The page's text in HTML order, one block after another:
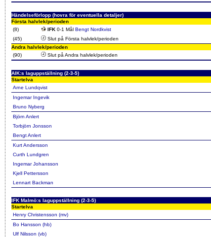
Händelseförlopp (hovra för eventuella detaljer)
Första halvlek/perioden
(8)
IFK 0-1 Mål Bengt Nordkvist
(45)
Slut på Första halvlek/perioden
Andra halvlek/perioden
(90)
Slut på Andra halvlek/perioden
AIK:s laguppställning (2-3-5)
Startelva
Arne Lundqvist
Ingemar Ingevik
Bruno Nyberg
Björn Anlert
Torbjörn Jonsson
Bengt Anlert
Kurt Andersson
Curth Lundgren
Ingemar Johansson
Kjell Pettersson
Lennart Backman
IFK Malmö:s laguppställning (2-3-5)
Startelva
Henry Christensson (mv)
Bo Hansson (hb)
Ulf Nilsson (vb)